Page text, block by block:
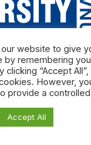
Đại học Khoa học tự
phố Hồ Chí Minh. Năm
website to give
by remembering
clicking “Accept
However,
provide a
Accept All